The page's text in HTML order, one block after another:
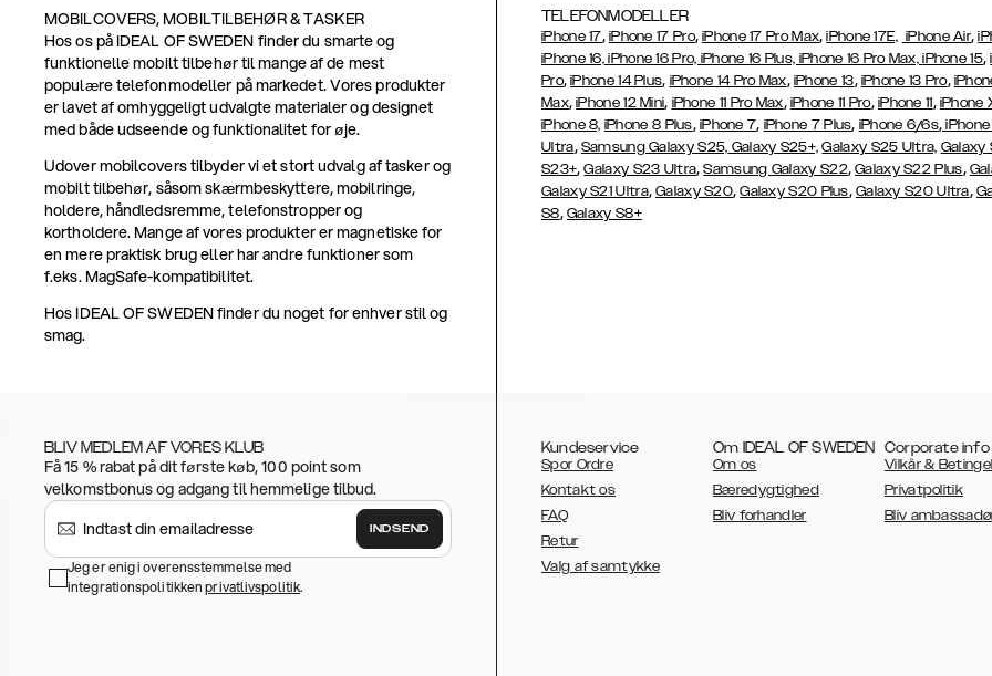
MOBILCOVERS, MOBILTILBEHØR & TASKER
Hos os på IDEAL OF SWEDEN finder du smarte og
funktionelle mobilt tilbehør til mange af de mest
populære telefonmodeller på markedet. Vores produkter
er lavet af omhyggeligt udvalgte materialer og designet
med både udseende og funktionalitet for øje.
Udover mobilcovers tilbyder vi et stort udvalg af tasker og
mobilt tilbehør, såsom skærmbeskyttere, mobilringe,
holdere, håndledsremme, telefonstropper og
kortholdere. Mange af vores produkter er magnetiske for
en mere praktisk brug eller har andre funktioner som
f.eks. MagSafe-kompatibilitet.
Hos IDEAL OF SWEDEN finder du noget for enhver stil og
smag.
TELEFONMODELLER
iPhone 17, iPhone 17 Pro,iPhone 17 Pro Max,iPhone 17E, iPhone Air,
iPhone 16, iPhone 16 Pro, iPhone 16 Plus, iPhone 16 Pro Max, iPhone 15,
Pro,iPhone 14 Plus, iPhone 14 Pro Max, iPhone 13, iPhone 13 Pro,
Max,iPhone 12 Mini, iPhone 11 Pro Max, iPhone 11 Pro, iPhone 11, iPhone
iPhone 8, iPhone 8 Plus, iPhone 7, iPhone 7 Plus, iPhone 6/6s,
Ultra, Samsung Galaxy S25, Galaxy S25+, Galaxy S25 Ultra, Galaxy
S23+,Galaxy S23 Ultra,Samsung Galaxy S22,Galaxy S22 Plus,
Galaxy S21 Ultra,Galaxy S20,Galaxy S20 Plus, Galaxy S20 Ultra,
S8, Galaxy S8+
BLIV MEDLEM AF VORES KLUB
Få 15 % rabat på dit første køb, 100 point som
velkomstbonus og adgang til hemmelige tilbud.
INDSEND
Jeg er enig i overensstemmelse med
integrationspolitikkenprivatlivspolitik.
Kundeservice
Spor Ordre
Kontakt os
FAQ
Retur
Valg af samtykke
Om IDEAL OF SWEDEN
Om os
Bæredygtighed
Bliv forhandler
Corporate info
Vilkår &
Privatpolitik
Bliv